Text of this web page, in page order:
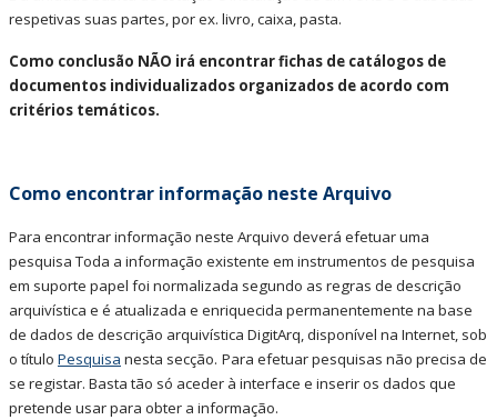
respetivas suas partes, por ex. livro, caixa, pasta.
Como conclusão NÃO irá encontrar fichas de catálogos de
documentos individualizados organizados de acordo com
critérios temáticos.
Como encontrar informação neste Arquivo
Para encontrar informação neste Arquivo deverá efetuar uma
pesquisa Toda a informação existente em instrumentos de pesquisa
em suporte papel foi normalizada segundo as regras de descrição
arquivística e é atualizada e enriquecida permanentemente na base
de dados de descrição arquivística DigitArq, disponível na Internet, sob
o título Pesquisa nesta secção. Para efetuar pesquisas não precisa de
se registar. Basta tão só aceder à interface e inserir os dados que
pretende usar para obter a informação.